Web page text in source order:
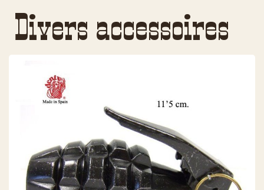
Divers accessoires